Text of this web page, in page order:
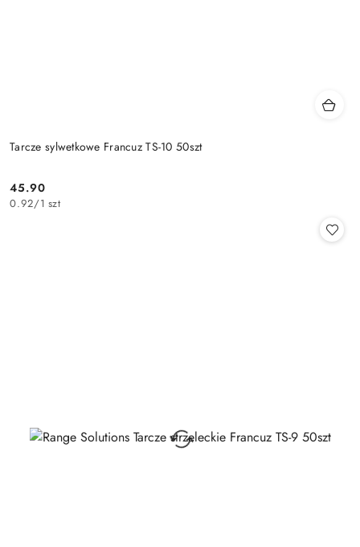
Tarcze sylwetkowe Francuz TS-10 50szt
Cena:
45.90
0.92/1 szt